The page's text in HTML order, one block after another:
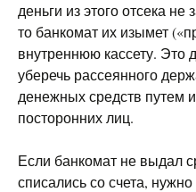
деньги из этого отсека не
то банкомат их изымет
внутреннюю кассету. Это
уберечь рассеянного
денежных средств путем
посторонних лиц.
Если банкомат не выдал
списались со счета,